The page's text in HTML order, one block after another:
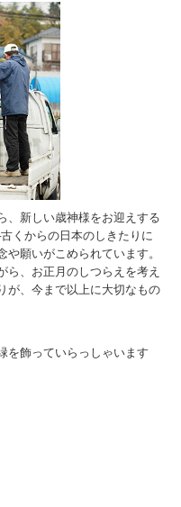
、新しい歳神様をお迎えする
くからの日本のしきたりに
願いがこめられています。
ら、お正月のしつらえを考え
、今まで以上に大切なもの
を飾っていらっしゃいます